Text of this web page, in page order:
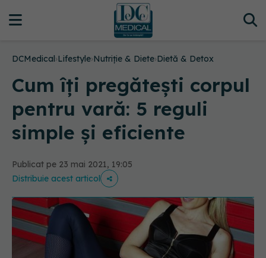
DCMedical›Lifestyle›Nutriție & Diete›Dietă & Detox
Cum îți pregătești corpul
pentru vară: 5 reguli
simple și eficiente
Publicat pe 23 mai 2021, 19:05
Distribuie acest articol